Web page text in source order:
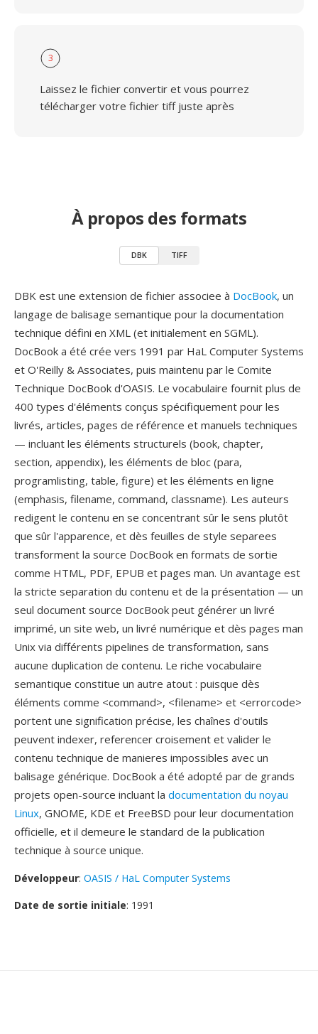
3
Laissez le fichier convertir et vous pourrez
télécharger votre fichier tiff juste après
À propos des formats
DBK TIFF
DBK est une extension de fichier associee à DocBook, un
langage de balisage semantique pour la documentation
technique défini en XML (et initialement en SGML).
DocBook a été crée vers 1991 par HaL Computer Systems
et O'Reilly & Associates, puis maintenu par le Comite
Technique DocBook d'OASIS. Le vocabulaire fournit plus de
400 types d'éléments conçus spécifiquement pour les
livrés, articles, pages de référence et manuels techniques
— incluant les éléments structurels (book, chapter,
section, appendix), les éléments de bloc (para,
programlisting, table, figure) et les éléments en ligne
(emphasis, filename, command, classname). Les auteurs
redigent le contenu en se concentrant sûr le sens plutôt
que sûr l'apparence, et dès feuilles de style separees
transforment la source DocBook en formats de sortie
comme HTML, PDF, EPUB et pages man. Un avantage est
la stricte separation du contenu et de la présentation — un
seul document source DocBook peut générer un livré
imprimé, un site web, un livré numérique et dès pages man
Unix via différents pipelines de transformation, sans
aucune duplication de contenu. Le riche vocabulaire
semantique constitue un autre atout : puisque dès
éléments comme <command>, <filename> et <errorcode>
portent une signification précise, les chaînes d'outils
peuvent indexer, referencer croisement et valider le
contenu technique de manieres impossibles avec un
balisage générique. DocBook a été adopté par de grands
projets open-source incluant la documentation du noyau
Linux, GNOME, KDE et FreeBSD pour leur documentation
officielle, et il demeure le standard de la publication
technique à source unique.
Développeur: OASIS / HaL Computer Systems
Date de sortie initiale: 1991